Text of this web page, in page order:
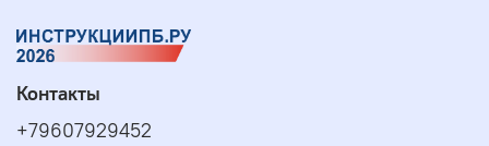
Контакты
+79607929452